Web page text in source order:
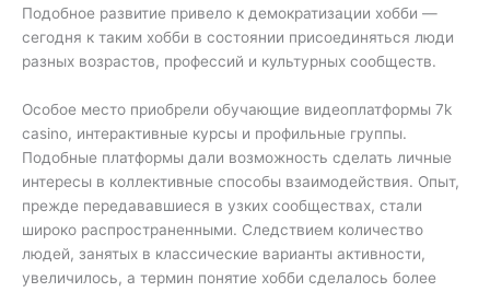
Подобное развитие привело к демократизации хобби —
сегодня к таким хобби в состоянии присоединяться люди
разных возрастов, профессий и культурных сообществ.
Особое место приобрели обучающие видеоплатформы 7k
casino, интерактивные курсы и профильные группы.
Подобные платформы дали возможность сделать личные
интересы в коллективные способы взаимодействия. Опыт,
прежде передававшиеся в узких сообществах, стали
широко распространенными. Следствием количество
людей, занятых в классические варианты активности,
увеличилось, а термин понятие хобби сделалось более